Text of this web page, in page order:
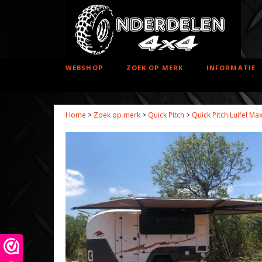
WEBSHOP ZOEK OP MERK INFORMATIE
Home > Zoek op merk > Quick Pitch > Quick Pitch Luifel